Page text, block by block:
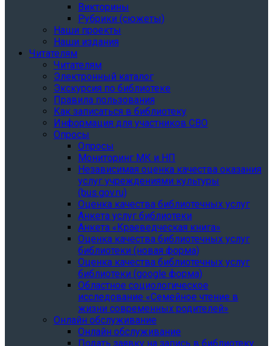
Викторины
Рубрики (сюжеты)
Наши проекты
Наши издания
Читателям
Читателям
Электронный каталог
Экскурсия по библиотеке
Правила пользования
Как записаться в библиотеку
Информация для участников СВО
Опросы
Опросы
Мониторинг МК и НП
Независимая оценка качества оказания
услуг учреждениями культуры
(bus.gov.ru)
Оценка качества библиотечных услуг
Анкета услуг библиотеки
Анкета «Краеведческая книга»
Oценка качества библиотечных услуг
библиотеки (новая форма)
Oценка качества библиотечных услуг
библиотеки (google форма)
Областное социологическое
исследование «Семейное чтение в
жизни современных родителей»
Онлайн обслуживание
Онлайн обслуживание
Подать заявку на запись в библиотеку